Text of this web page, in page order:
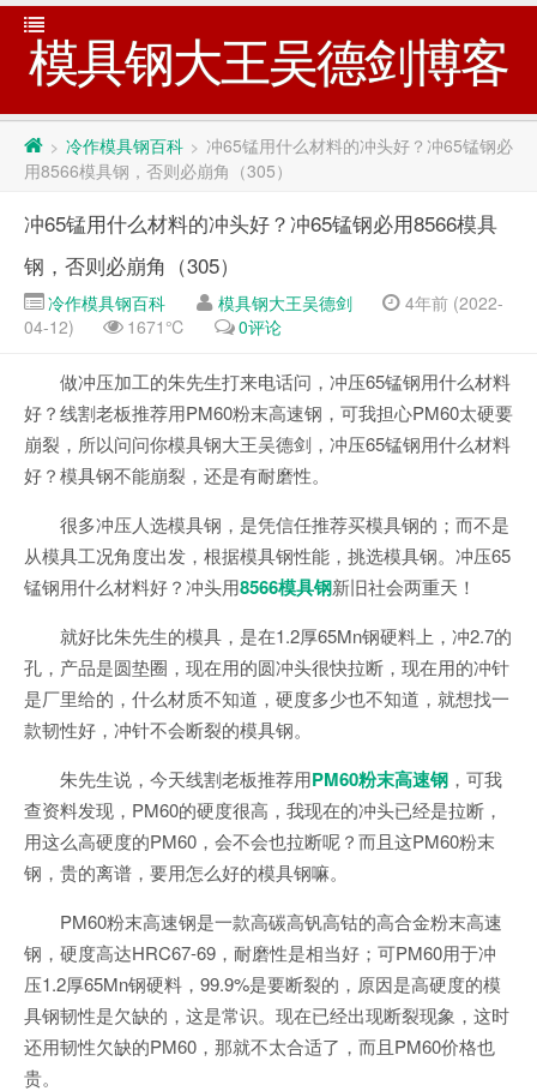
模具钢大王吴德剑博客
> 冷作模具钢百科 > 冲65锰用什么材料的冲头好？冲65锰钢必
用8566模具钢，否则必崩角（305）
冲65锰用什么材料的冲头好？冲65锰钢必用8566模具
钢，否则必崩角（305）
冷作模具钢百科 模具钢大王吴德剑
4年前 (2022-
04-12)
1671℃ 0评论
做冲压加工的朱先生打来电话问，冲压65锰钢用什么材料
好？线割老板推荐用PM60粉末高速钢，可我担心PM60太硬要
崩裂，所以问问你模具钢大王吴德剑，冲压65锰钢用什么材料
好？模具钢不能崩裂，还是有耐磨性。
很多冲压人选模具钢，是凭信任推荐买模具钢的；而不是
从模具工况角度出发，根据模具钢性能，挑选模具钢。冲压65
锰钢用什么材料好？冲头用8566模具钢新旧社会两重天！
就好比朱先生的模具，是在1.2厚65Mn钢硬料上，冲2.7的
孔，产品是圆垫圈，现在用的圆冲头很快拉断，现在用的冲针
是厂里给的，什么材质不知道，硬度多少也不知道，就想找一
款韧性好，冲针不会断裂的模具钢。
朱先生说，今天线割老板推荐用PM60粉末高速钢 ，可我
查资料发现，PM60的硬度很高，我现在的冲头已经是拉断，
用这么高硬度的PM60，会不会也拉断呢？而且这PM60粉末
钢，贵的离谱，要用怎么好的模具钢嘛。
PM60粉末高速钢是一款高碳高钒高钴的高合金粉末高速
钢，硬度高达HRC67-69，耐磨性是相当好；可PM60用于冲
压1.2厚65Mn钢硬料，99.9%是要断裂的，原因是高硬度的模
具钢韧性是欠缺的，这是常识。现在已经出现断裂现象，这时
还用韧性欠缺的PM60，那就不太合适了，而且PM60价格也
贵。